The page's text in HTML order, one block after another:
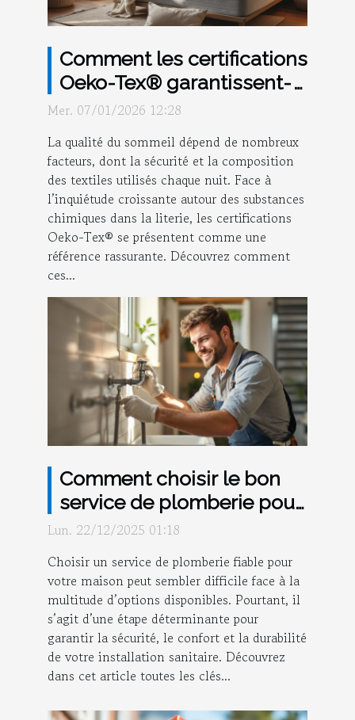
Comment les certifications
Oeko-Tex® garantissent-
elles des nuits saines ?
Mer. 07/01/2026 12:28
La qualité du sommeil dépend de nombreux
facteurs, dont la sécurité et la composition
des textiles utilisés chaque nuit. Face à
l’inquiétude croissante autour des substances
chimiques dans la literie, les certifications
Oeko-Tex® se présentent comme une
référence rassurante. Découvrez comment
ces...
Comment choisir le bon
service de plomberie pour
votre maison ?
Lun. 22/12/2025 01:18
Choisir un service de plomberie fiable pour
votre maison peut sembler difficile face à la
multitude d’options disponibles. Pourtant, il
s’agit d’une étape déterminante pour
garantir la sécurité, le confort et la durabilité
de votre installation sanitaire. Découvrez
dans cet article toutes les clés...